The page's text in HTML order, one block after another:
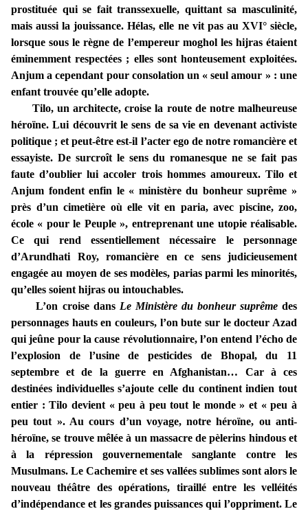
prostituée qui se fait transsexuelle, quittant sa masculinité,
mais aussi la jouissance. Hélas, elle ne vit pas au XVI° siècle,
lorsque sous le règne de l’empereur moghol les hijras étaient
éminemment respectées ; elles sont honteusement exploitées.
Anjum a cependant pour consolation un « seul amour » : une
enfant trouvée qu’elle adopte.
Tilo, un architecte, croise la route de notre malheureuse
héroïne. Lui découvrit le sens de sa vie en devenant activiste
politique ; et peut-être est-il l’acter ego de notre romancière et
essayiste. De surcroît le sens du romanesque ne se fait pas
faute d’oublier lui accoler trois hommes amoureux. Tilo et
Anjum fondent enfin le « ministère du bonheur suprême »
près d’un cimetière où elle vit en paria, avec piscine, zoo,
école « pour le Peuple », entreprenant une utopie réalisable.
Ce qui rend essentiellement nécessaire le personnage
d’Arundhati Roy, romancière en ce sens judicieusement
engagée au moyen de ses modèles, parias parmi les minorités,
qu’elles soient hijras ou intouchables.
L’on croise dans Le Ministère du bonheur suprêmedes
personnages hauts en couleurs, l’on bute sur le docteur Azad
qui jeûne pour la cause révolutionnaire, l’on entend l’écho de
l’explosion de l’usine de pesticides de Bhopal, du 11
septembre et de la guerre en Afghanistan… Car à ces
destinées individuelles s’ajoute celle du continent indien tout
entier : Tilo devient « peu à peu tout le monde » et « peu à
peu tout ». Au cours d’un voyage, notre héroïne, ou anti-
héroïne, se trouve mêlée à un massacre de pèlerins hindous et
à la répression gouvernementale sanglante contre les
Musulmans. Le Cachemire et ses vallées sublimes sont alors le
nouveau théâtre des opérations, tiraillé entre les velléités
d’indépendance et les grandes puissances qui l’oppriment. Le